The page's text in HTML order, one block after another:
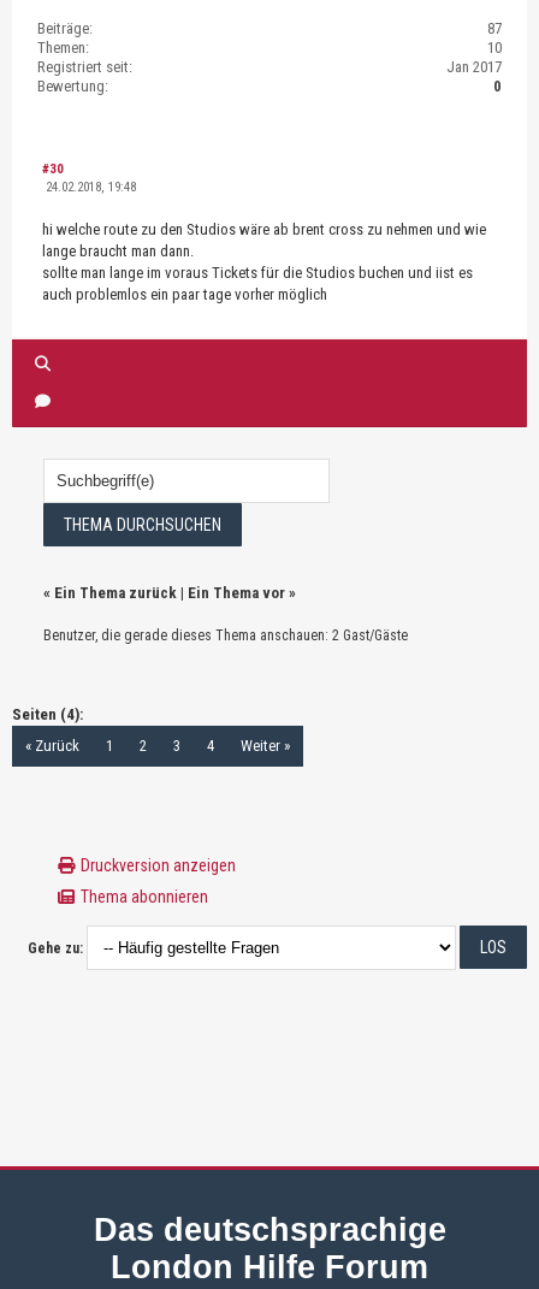
Beiträge:
87
Themen:
10
Registriert seit:
Jan 2017
Bewertung:
0
#30
24.02.2018, 19:48
hi welche route zu den Studios wäre ab brent cross zu nehmen und wie
lange braucht man dann.
sollte man lange im voraus Tickets für die Studios buchen und iist es
auch problemlos ein paar tage vorher möglich
« Ein Thema zurück | Ein Thema vor »
Benutzer, die gerade dieses Thema anschauen: 2 Gast/Gäste
Seiten (4):
« Zurück
1 2 3 4 Weiter »
Druckversion anzeigen
Thema abonnieren
Gehe zu:
Das deutschsprachige
London Hilfe Forum